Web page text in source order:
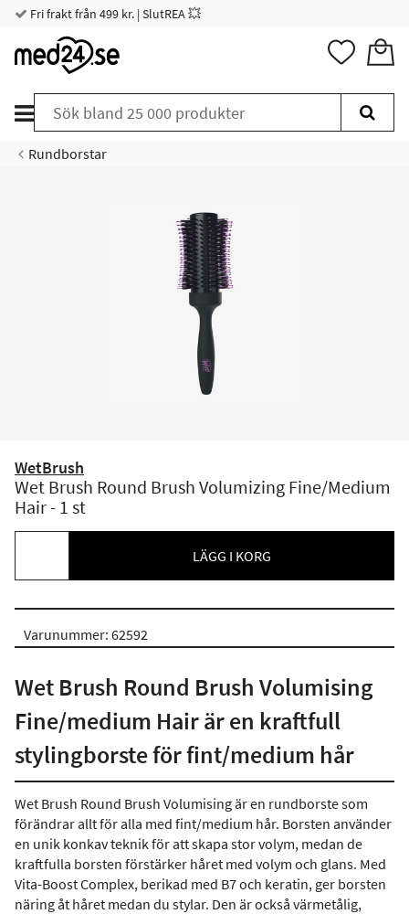
Fri frakt från 499 kr. | SlutREA 💥
Rundborstar
WetBrush
Wet Brush Round Brush Volumizing Fine/Medium
Hair - 1 st
LÄGG I KORG
Varunummer: 62592
Wet Brush Round Brush Volumising
Fine/medium Hair är en kraftfull
stylingborste för fint/medium hår
Wet Brush Round Brush Volumising är en rundborste som
förändrar allt för alla med fint/medium hår. Borsten använder
en unik konkav teknik för att skapa stor volym, medan de
kraftfulla borsten förstärker håret med volym och glans. Med
Vita-Boost Complex, berikad med B7 och keratin, ger borsten
näring åt håret medan du stylar. Den är också värmetålig,